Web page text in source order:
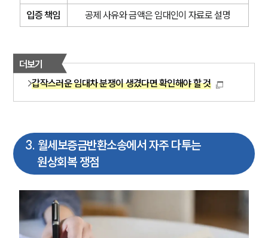
입증 책임 공제 사유와 금액은 임대인이 자료로 설명
더보기
갑작스러운 임대차 분쟁이 생겼다면 확인해야 할 것
3. 월세보증금반환소송에서 자주 다투는
원상회복 쟁점